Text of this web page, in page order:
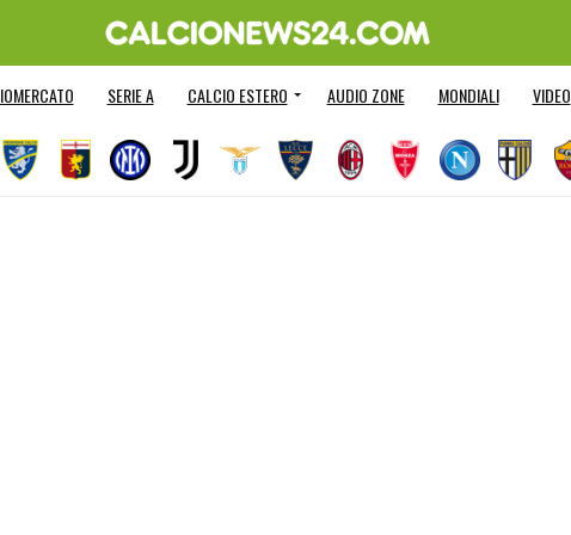
SERIE A CALCIO ESTERO AUDIO ZONE MONDIALI VIDEO